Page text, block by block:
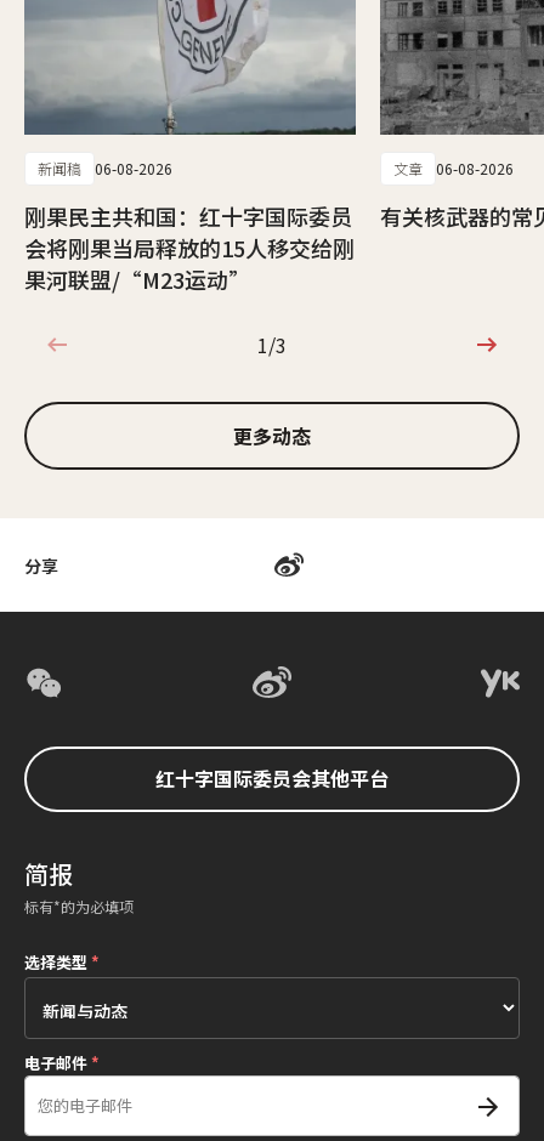
分享
新闻稿 06-08-2026
刚果民主共和国：红十字国际委员
会将刚果当局释放的15人移交给刚
果河联盟/“M23运动”
文章 06-08-2026
有关核武器的常
1/3
1/3
更多动态
红十字国际委员会其他平台
简报
标有*的为必填项
选择类型*
电子邮件*